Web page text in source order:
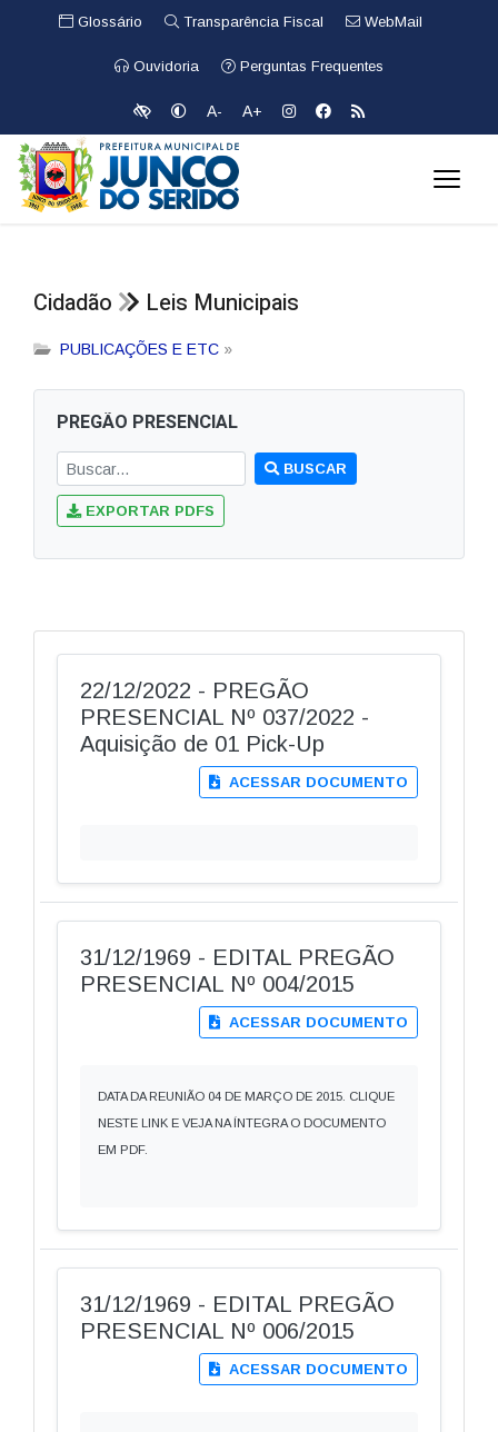
Glossário Transparência Fiscal WebMail
Ouvidoria Perguntas Frequentes
A- A+
Cidadão Leis Municipais
PUBLICAÇÕES E ETC »
PREGÃO PRESENCIAL
BUSCAR
EXPORTAR PDFS
22/12/2022 - PREGÃO
PRESENCIAL Nº 037/2022 -
Aquisição de 01 Pick-Up
ACESSAR DOCUMENTO
31/12/1969 - EDITAL PREGÃO
PRESENCIAL Nº 004/2015
ACESSAR DOCUMENTO
DATA DA REUNIÃO 04 DE MARÇO DE 2015. CLIQUE
NESTE LINK E VEJA NA ÍNTEGRA O DOCUMENTO
EM PDF.
31/12/1969 - EDITAL PREGÃO
PRESENCIAL Nº 006/2015
ACESSAR DOCUMENTO